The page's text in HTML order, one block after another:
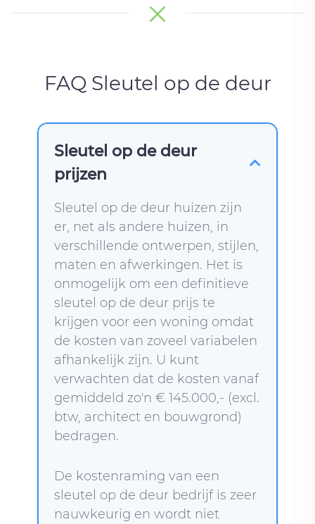
FAQ Sleutel op de deur
Sleutel op de deur
prijzen
Sleutel op de deur huizen zijn
er, net als andere huizen, in
verschillende ontwerpen, stijlen,
maten en afwerkingen. Het is
onmogelijk om een definitieve
sleutel op de deur prijs te
krijgen voor een woning omdat
de kosten van zoveel variabelen
afhankelijk zijn. U kunt
verwachten dat de kosten vanaf
gemiddeld zo'n € 145.000,- (excl.
btw, architect en bouwgrond)
bedragen.
De kostenraming van een
sleutel op de deur bedrijf is zeer
nauwkeurig en wordt niet